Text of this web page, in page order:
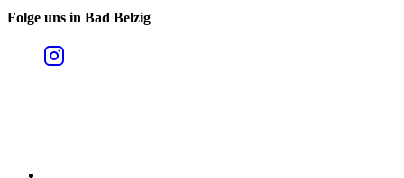
Folge uns in Bad Belzig